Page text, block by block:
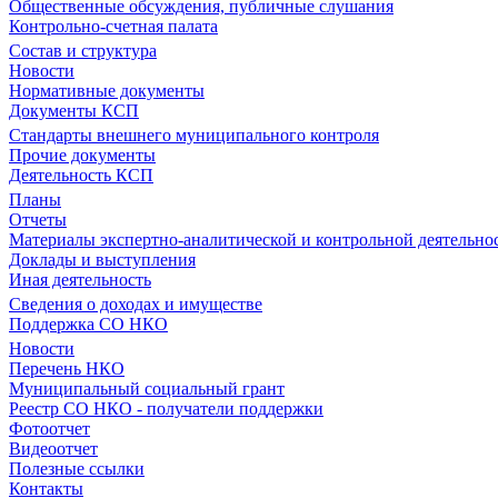
Общественные обсуждения, публичные слушания
Контрольно-счетная палата
Состав и структура
Новости
Нормативные документы
Документы КСП
Стандарты внешнего муниципального контроля
Прочие документы
Деятельность КСП
Планы
Отчеты
Материалы экспертно-аналитической и контрольной
Доклады и выступления
Иная деятельность
Сведения о доходах и имуществе
Поддержка СО НКО
Новости
Перечень НКО
Муниципальный социальный грант
Реестр СО НКО - получатели поддержки
Фотоотчет
Видеоотчет
Полезные ссылки
Контакты